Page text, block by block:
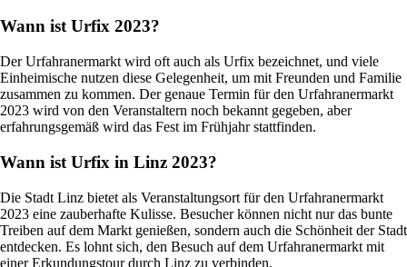
Wann ist Urfix 2023?
Der Urfahranermarkt wird oft auch als Urfix bezeichnet, und viele
Einheimische nutzen diese Gelegenheit, um mit Freunden und Familie
zusammen zu kommen. Der genaue Termin für den Urfahranermarkt
2023 wird von den Veranstaltern noch bekannt gegeben, aber
erfahrungsgemäß wird das Fest im Frühjahr stattfinden.
Wann ist Urfix in Linz 2023?
Die Stadt Linz bietet als Veranstaltungsort für den Urfahranermarkt
2023 eine zauberhafte Kulisse. Besucher können nicht nur das bunte
Treiben auf dem Markt genießen, sondern auch die Schönheit der Stadt
entdecken. Es lohnt sich, den Besuch auf dem Urfahranermarkt mit
einer Erkundungstour durch Linz zu verbinden.